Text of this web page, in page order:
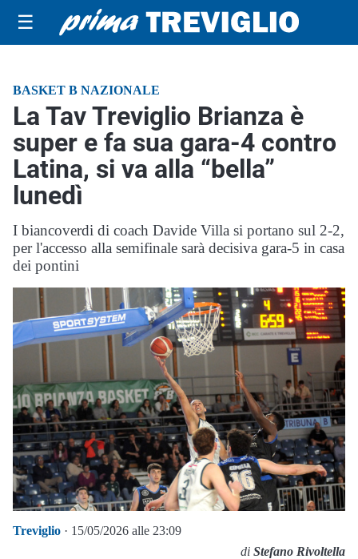
☰
BASKET B NAZIONALE
La Tav Treviglio Brianza è
super e fa sua gara-4 contro
Latina, si va alla “bella”
lunedì
I biancoverdi di coach Davide Villa si portano sul 2-2,
per l'accesso alla semifinale sarà decisiva gara-5 in casa
dei pontini
Treviglio · 15/05/2026 alle 23:09
di Stefano Rivoltella